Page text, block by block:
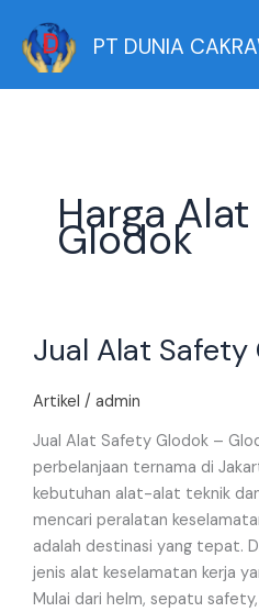
content
PT DUNIA
Harga
Glodok
Jual Alat Safety
Artikel / admin
Jual Alat Safety Glodok –
perbelanjaan ternama di
kebutuhan alat-alat teknik
mencari peralatan
adalah destinasi yang tepat.
jenis alat keselamatan kerja
Mulai dari helm, sepatu
Alat
Glodok